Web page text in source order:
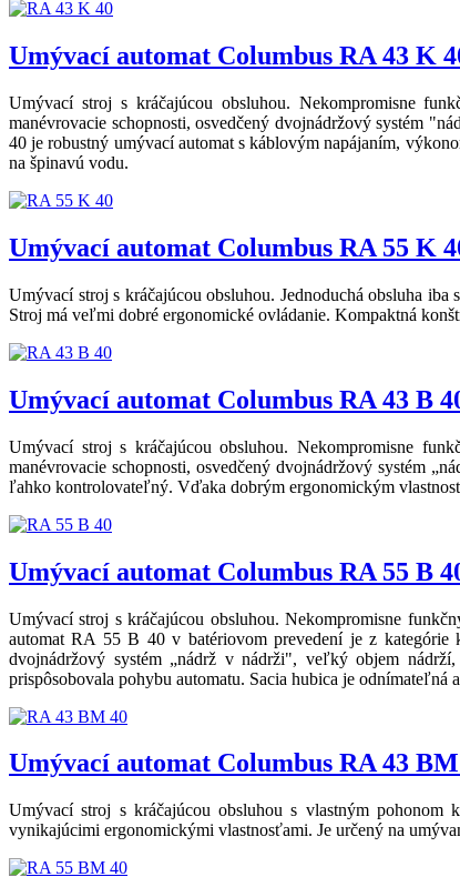
Umývací automat Columbus RA 43 K
Umývací stroj s kráčajúcou obsluhou. Nekompromisne
manévrovacie schopnosti, osvedčený dvojnádržový systém
40 je robustný umývací automat s káblovým napájaním,
na špinavú vodu.
Umývací automat Columbus RA 55 K
Umývací stroj s kráčajúcou obsluhou. Jednoduchá obsluha
Stroj má veľmi dobré ergonomické ovládanie. Kompaktná
Umývací automat Columbus RA 43 B
Umývací stroj s kráčajúcou obsluhou. Nekompromisne
manévrovacie schopnosti, osvedčený dvojnádržový systém
ľahko kontrolovateľný. Vďaka dobrým ergonomickým
Umývací automat Columbus RA 55 B
Umývací stroj s kráčajúcou obsluhou. Nekompromisne
automat RA 55 B 40 v batériovom prevedení je z kategórie
dvojnádržový systém „nádrž v nádrži", veľký objem
prispôsobovala pohybu automatu. Sacia hubica je
Umývací automat Columbus RA 43
Umývací stroj s kráčajúcou obsluhou s vlastným pohonom
vynikajúcimi ergonomickými vlastnosťami. Je určený na